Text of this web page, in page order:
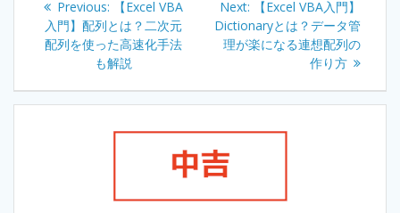
navigation
Previous:
Previous
post:
【Excel VBA
入門】配列とは？二次元
配列を使った高速化手法
も解説
Next:
Next
post:
【Excel VBA入門】
Dictionaryとは？データ管
理が楽になる連想配列の
作り方